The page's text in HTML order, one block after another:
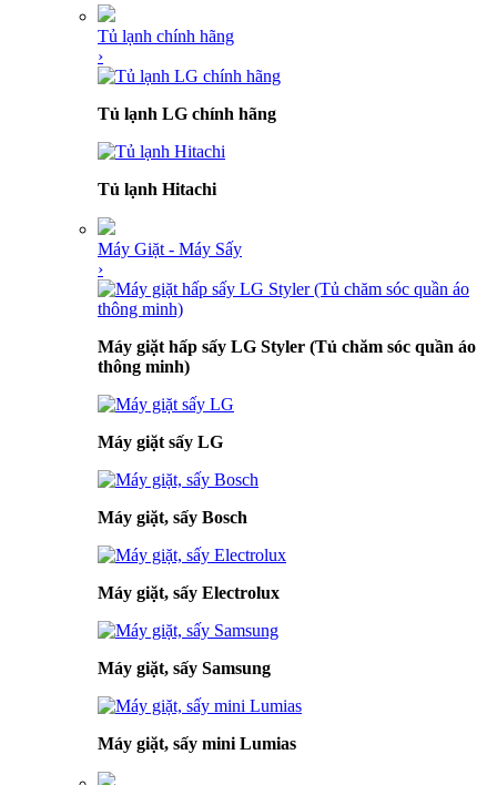
Tủ lạnh chính hãng
›
Tủ lạnh LG chính hãng
Tủ lạnh Hitachi
Máy Giặt - Máy Sấy
›
Máy giặt hấp sấy LG Styler (Tủ chăm sóc quần áo
thông minh)
Máy giặt sấy LG
Máy giặt, sấy Bosch
Máy giặt, sấy Electrolux
Máy giặt, sấy Samsung
Máy giặt, sấy mini Lumias